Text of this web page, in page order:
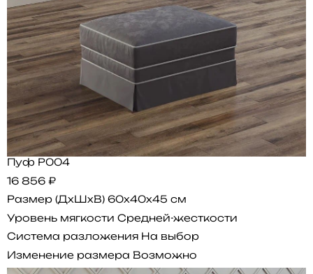
Пуф P004
16 856 ₽
Размер (ДхШхВ) 60x40x45 см
Уровень мягкости Средней-жесткости
Система разложения На выбор
Изменение размера Возможно